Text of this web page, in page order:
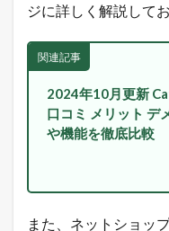
ッ
シ
ョ
プ
の
極
意
マ
ジに詳しく解説して
関連記事
2024年10月更新
口コミ メリット デ
や機能を徹底比較
また、ネットショッ